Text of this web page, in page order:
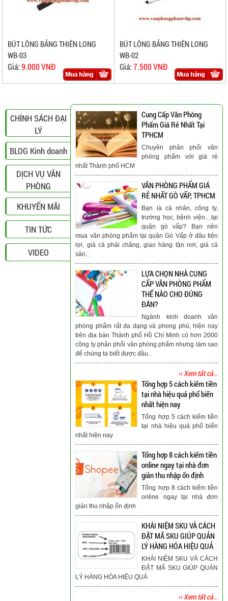
BÚT LÔNG BẢNG THIÊN LONG
WB-03
Giá:9.000 VNĐ
BÚT LÔNG BẢNG THIÊN LONG
WB-02
Giá:7.500 VNĐ
CHÍNH SÁCH ĐẠI
LÝ
BLOG Kinh doanh
DỊCH VỤ VĂN
PHÒNG
KHUYẾN MÃI
TIN TỨC
VIDEO
Cung Cấp Văn Phòng
Phẩm Giá Rẻ Nhất Tại
TPHCM
Chuyên phân phối văn
phòng phẩm với giá rẻ
nhất Thành phố HCM
VĂN PHÒNG PHẨM GIÁ
RẺ NHẤT GÒ VẤP, TPHCM
Bạn là cá nhân, công ty,
trường học, bệnh viện....tại
quận gò vấp? Bạn nên
mua văn phòng phẩm tại quận Gò Vấp ở đâu tiện
lợi, giá cả phải chăng, giao hàng tận nơi, giá cả
sản..
LỰA CHỌN NHÀ CUNG
CẤP VĂN PHÒNG PHẨM
THẾ NÀO CHO ĐÚNG
ĐẮN?
Ngành kinh doanh văn
phòng phẩm rất đa dạng và phong phú, hiện nay
trên địa bàn Thành phố Hồ Chí Minh có hơn 2000
công ty phân phối văn phòng phẩm nhưng làm sao
để chúng ta biết được đâu..
›› Xem tất cả...
Tổng hợp 5 cách kiếm tiền
tại nhà hiệu quả phổ biến
nhất hiện nay
Tổng hợp 5 cách kiếm tiền
tại nhà hiệu quả phổ biến
nhất hiện nay
Tổng hợp 8 cách kiếm tiền
online ngay tại nhà đơn
giản thu nhập ổn định
Tổng hợp 8 cách kiếm tiền
online ngay tại nhà đơn
giản thu nhập ổn định
KHÁI NIỆM SKU VÀ CÁCH
ĐẶT MÃ SKU GIÚP QUẢN
LÝ HÀNG HÓA HIỆU QUẢ
KHÁI NIỆM SKU VÀ CÁCH
ĐẶT MÃ SKU GIÚP QUẢN
LÝ HÀNG HÓA HIỆU QUẢ
›› Xem tất cả...